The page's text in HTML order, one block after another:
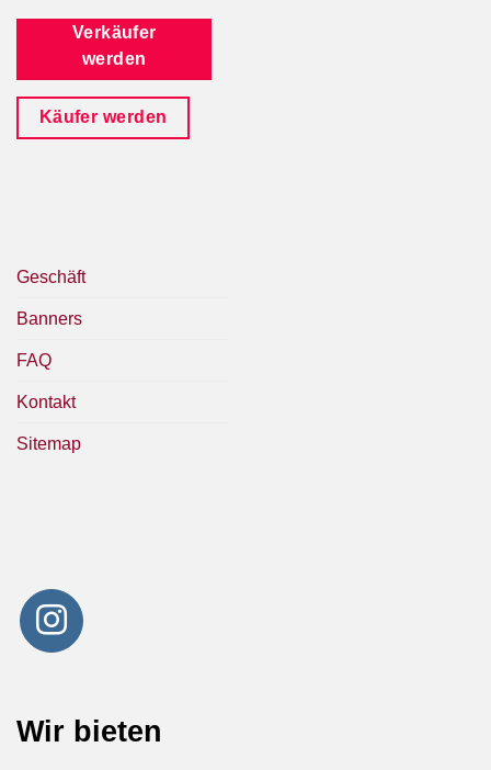
Verkäufer
werden
Käufer werden
Geschäft
Banners
FAQ
Kontakt
Sitemap
Wir bieten